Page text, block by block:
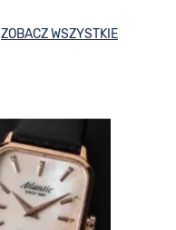
ZOBACZ WSZYSTKIE